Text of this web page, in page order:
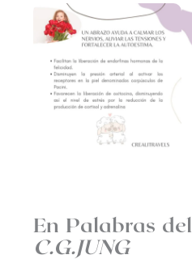
En Palabras
C.G.JUNG